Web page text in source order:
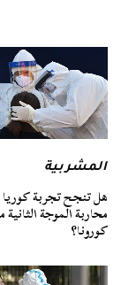
المشربية
هل تنجح تجربة كوريا
محاربة الموجة
كورونا؟